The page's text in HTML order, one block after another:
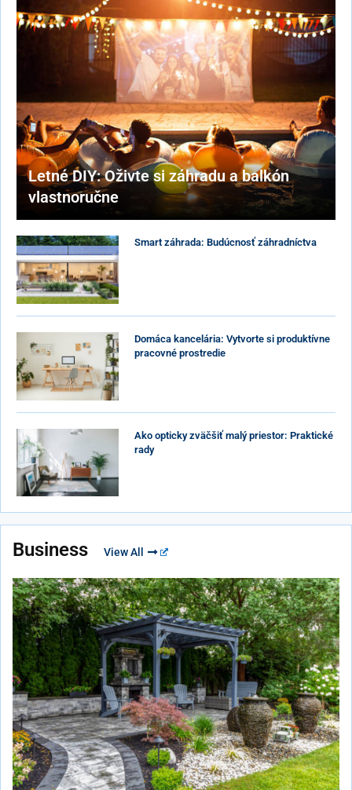
Letné DIY: Oživte si záhradu a balkón
vlastnoručne
Smart záhrada: Budúcnosť záhradníctva
Domáca kancelária: Vytvorte si produktívne
pracovné prostredie
Ako opticky zväčšiť malý priestor: Praktické
rady
Business View All